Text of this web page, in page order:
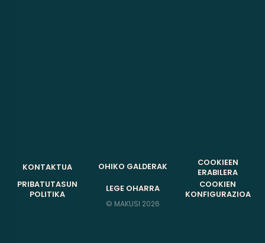
KONTAKTUA OHIKO GALDERAK
COOKIEEN
ERABILERA
PRIBATUTASUN
POLITIKA
LEGE OHARRA
COOKIEN
KONFIGURAZIOA
© MAKUSI 2026